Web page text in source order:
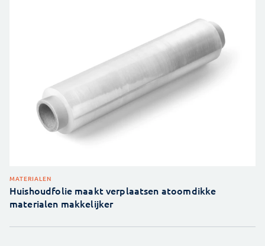
MATERIALEN
Huishoudfolie maakt verplaatsen atoomdikke
materialen makkelijker